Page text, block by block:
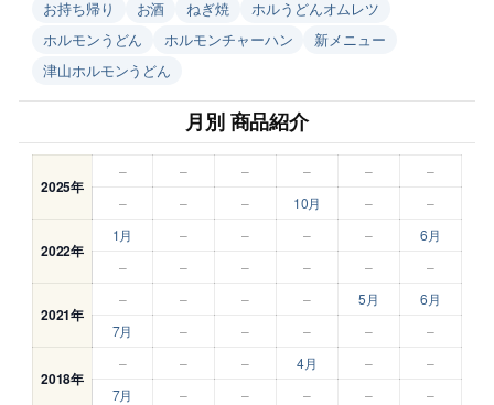
お持ち帰り お酒 ねぎ焼
ホルうどんオムレツ
ホルモンうどん
ホルモンチャーハン
新メニュー
津山ホルモンうどん
月別 商品紹介
2025年
– – – – –
–
–
– – 10月 – –
2022年
1月 – – – –
6月
–
– – – – –
2021年
– – – – 5月
6月
7月
– – – – –
2018年
– – – 4月 –
–
7月
– – – – –